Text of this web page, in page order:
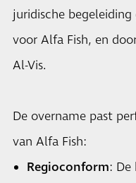
juridische
voor Alfa Fish, en
Al-Vis.
De overname past
van Alfa Fish:
Regioconform: